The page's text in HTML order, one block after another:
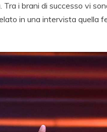
i brani di successo vi
in una intervista quella